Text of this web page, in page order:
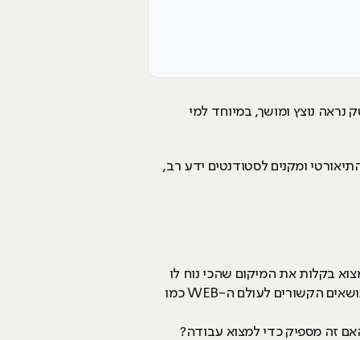
נראה נוצץ ומושך, במיוחד למי
ומקנים לסטודנטים ידע רב,
בקלות את המיקום שהכי נוח לו
ללמוד בו. בזמן הלימודים הסטודנטים לומדים שפות תכנות רבות כמו: #C, JAVA, C++ ועוד. בנוסף נלמדים נושאים הקשורים לעולם ה-WEB כמו
זה מספיק כדי למצוא עבודה?